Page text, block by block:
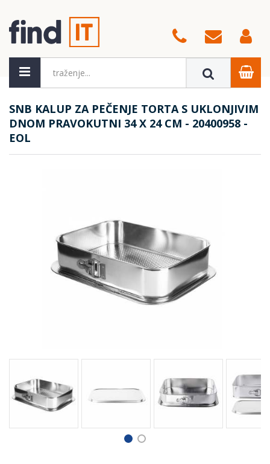
SNB KALUP ZA PEČENJE TORTA S UKLONJIVIM
DNOM PRAVOKUTNI 34 X 24 CM - 20400958 -
EOL